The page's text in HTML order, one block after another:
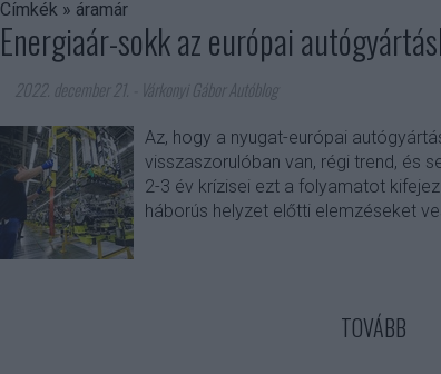
Címkék » áramár
Energiaár-sokk az európai
2022. december 21. Várkonyi Gábor Autóblog
Az, hogy a nyugat-európai
visszaszorulóban van, régi trend, és
2-3 év krízisei ezt a folyamatot
háborús helyzet előtti elemzéseket
TOVÁBB